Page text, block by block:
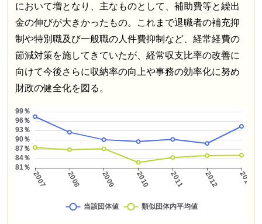
において増となり、主なものとして、補助費等と繰出
金の伸びが大きかったもの。これまで退職者の補充抑
制や特別職及び一般職の人件費抑制など、経常経費の
節減対策を施してきていたが、経常収支比率の改善に
向けて今後さらに収納率の向上や事務の効率化に努め
財政の健全化を図る。